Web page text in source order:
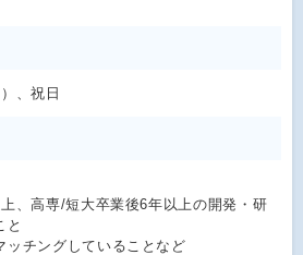
、祝日
、高専/短大卒業後6年以上の開発・研
と
ッチングしていることなど